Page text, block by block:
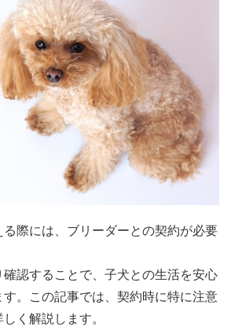
る際には、ブリーダーとの契約が必要
認することで、子犬との生活を安心
す。この記事では、契約時に特に注意
く解説します。